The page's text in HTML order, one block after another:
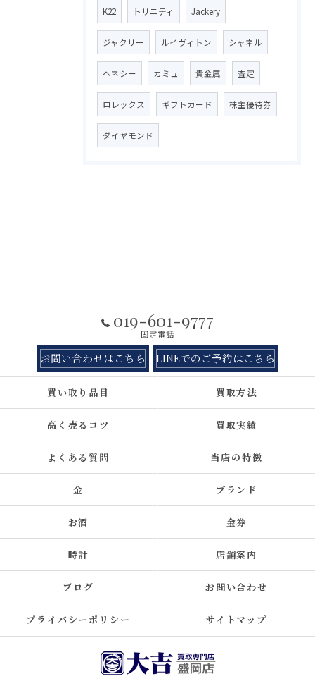
K22 トリニティ Jackery
ジャクリー ルイヴィトン シャネル
ヘネシー カミュ 貴金属 査定
ロレックス ギフトカード 株主優待券
ダイヤモンド
019-601-9777
固定電話
お問い合わせはこちら LINEでのご予約はこちら
買い取り品目 買取方法
高く売るコツ 買取実績
よくある質問 当店の特徴
金 ブランド
お酒 金券
時計 店舗案内
ブログ お問い合わせ
プライバシーポリシー サイトマップ